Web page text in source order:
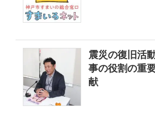
震災の復旧活
事の役割の重
献